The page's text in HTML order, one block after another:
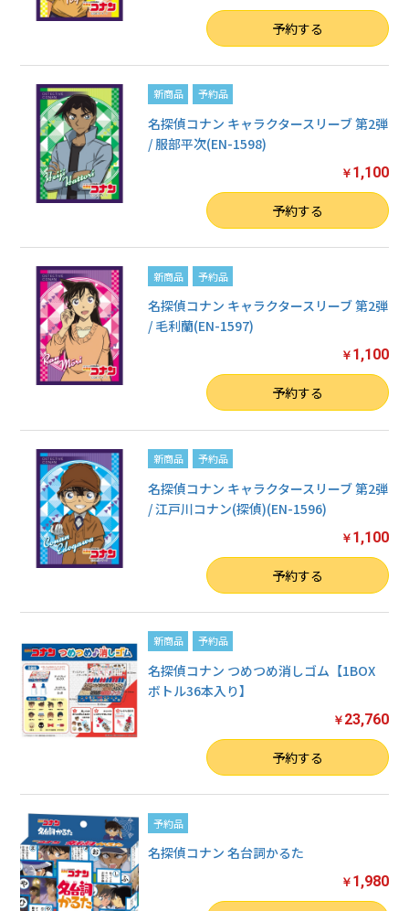
予約する
新商品 予約品
名探偵コナン キャラクタースリーブ 第2弾
/ 服部平次(EN-1598)
￥ 1,100
予約する
新商品 予約品
名探偵コナン キャラクタースリーブ 第2弾
/ 毛利蘭(EN-1597)
￥ 1,100
予約する
新商品 予約品
名探偵コナン キャラクタースリーブ 第2弾
/ 江戸川コナン(探偵)(EN-1596)
￥ 1,100
予約する
新商品 予約品
名探偵コナン つめつめ消しゴム【1BOX
ボトル36本入り】
￥ 23,760
予約する
予約品
名探偵コナン 名台詞かるた
￥ 1,980